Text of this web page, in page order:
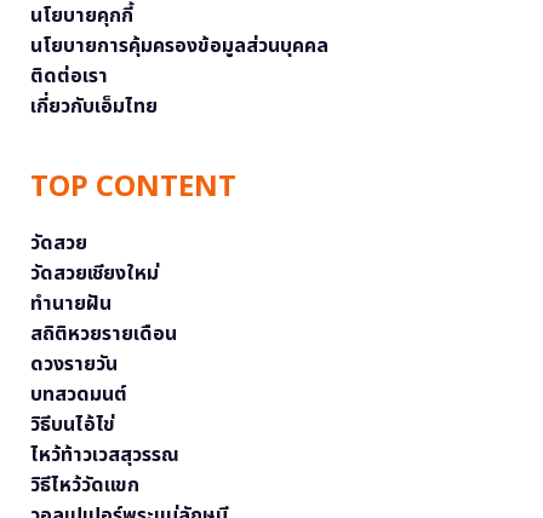
นโยบายคุกกี้
นโยบายการคุ้มครองข้อมูลส่วนบุคคล
ติดต่อเรา
เกี่ยวกับเอ็มไทย
TOP CONTENT
วัดสวย
วัดสวยเชียงใหม่
ทำนายฝัน
สถิติหวยรายเดือน
ดวงรายวัน
บทสวดมนต์
วิธีบนไอ้ไข่
ไหว้ท้าวเวสสุวรรณ
วิธีไหว้วัดแขก